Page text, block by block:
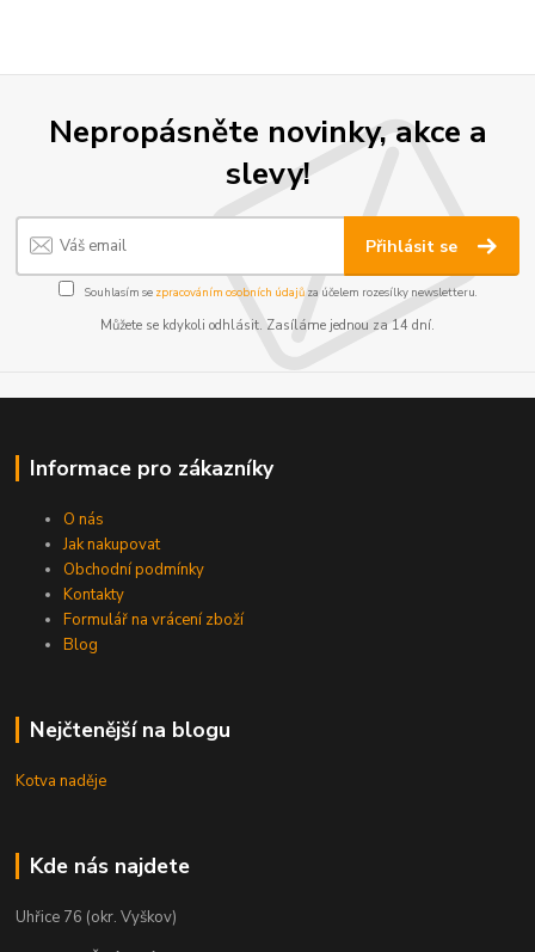
Nepropásněte novinky, akce a
slevy!
Přihlásit se
Souhlasím se zpracováním osobních údajůza účelem rozesílky newsletteru.
Můžete se kdykoli odhlásit. Zasíláme jednou za 14 dní.
Informace pro zákazníky
O nás
Jak nakupovat
Obchodní podmínky
Kontakty
Formulář na vrácení zboží
Blog
Nejčtenější na blogu
Kotva naděje
Kde nás najdete
Uhřice 76 (okr. Vyškov)